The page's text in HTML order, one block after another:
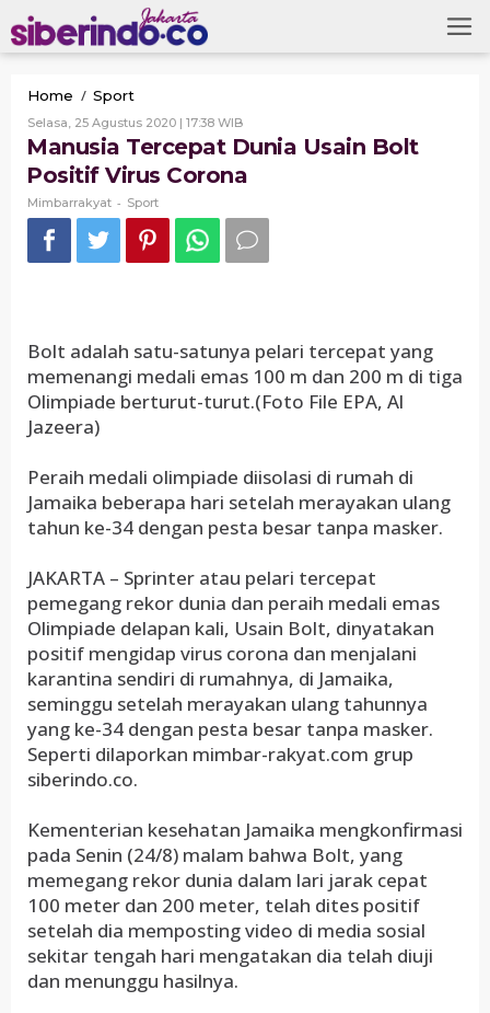
to
content
Home / Sport
Tercepat
Dunia
Usain
Bolt
Virus
Corona
Selasa, 25 Agustus 2020 | 17:38 WIBOleh
Mimbarrakyat
Manusia Tercepat Dunia Usain Bolt
Positif Virus Corona
Mimbarrakyat - Sport
Bolt adalah satu-satunya pelari tercepat yang
memenangi medali emas 100 m dan 200 m di tiga
Olimpiade berturut-turut.(Foto File EPA, Al
Jazeera)
Peraih medali olimpiade diisolasi di rumah di
Jamaika beberapa hari setelah merayakan ulang
tahun ke-34 dengan pesta besar tanpa masker.
JAKARTA – Sprinter atau pelari tercepat
pemegang rekor dunia dan peraih medali emas
Olimpiade delapan kali, Usain Bolt, dinyatakan
positif mengidap virus corona dan menjalani
karantina sendiri di rumahnya, di Jamaika,
seminggu setelah merayakan ulang tahunnya
yang ke-34 dengan pesta besar tanpa masker.
Seperti dilaporkan mimbar-rakyat.com grup
siberindo.co.
Kementerian kesehatan Jamaika mengkonfirmasi
pada Senin (24/8) malam bahwa Bolt, yang
memegang rekor dunia dalam lari jarak cepat
100 meter dan 200 meter, telah dites positif
setelah dia memposting video di media sosial
sekitar tengah hari mengatakan dia telah diuji
dan menunggu hasilnya.